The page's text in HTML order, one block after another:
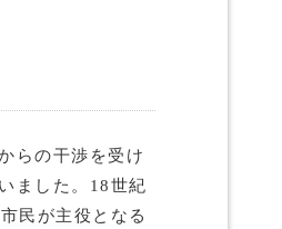
らの干渉を受け
ました。18世紀
民が主役となる